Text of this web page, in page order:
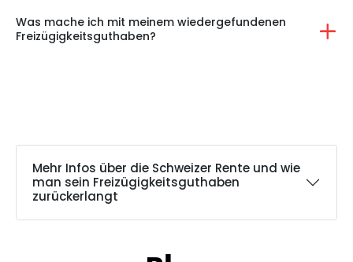
Was mache ich mit meinem wiedergefundenen
Freizügigkeitsguthaben?
Mehr Infos über die Schweizer Rente und wie
man sein Freizügigkeitsguthaben
zurückerlangt